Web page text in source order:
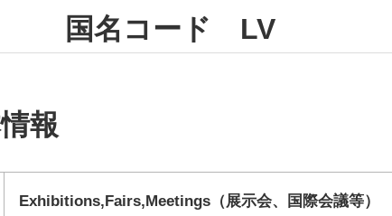
国名コード LV
報
Exhibitions,Fairs,Meetings（展示会、国際会議等）